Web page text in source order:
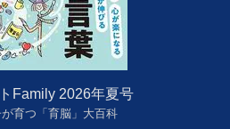
Family 2026年夏号
育つ「育脳」大百科